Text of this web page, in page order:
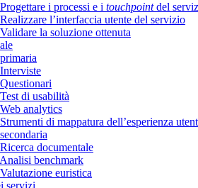
i processi e i touchpointdel
l’interfaccia utente del servizio
la soluzione ottenuta
di usabilità
analytics
di mappatura dell’esperienza
documentale
benchmark
euristica
servizi